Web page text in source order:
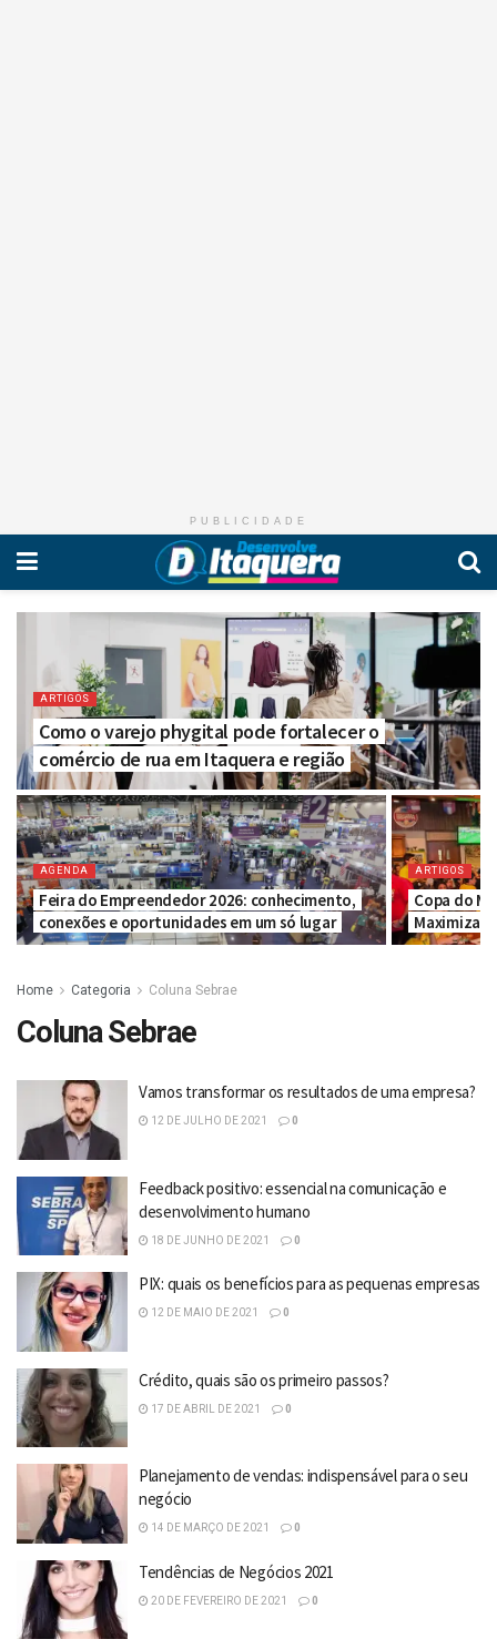
PUBLICIDADE
ARTIGOS
Como o varejo phygital pode fortalecer o
comércio de rua em Itaquera e região
AGENDA
Feira do Empreendedor 2026: conhecimento,
conexões e oportunidades em um só lugar
ARTIGOS
Copa do
Maximizar
Home Categoria Coluna Sebrae
Coluna Sebrae
Vamos transformar os resultados de uma empresa?
12 DE JULHO DE 2021 0
Feedback positivo: essencial na comunicação e
desenvolvimento humano
18 DE JUNHO DE 2021 0
PIX: quais os benefícios para as pequenas empresas
12 DE MAIO DE 2021 0
Crédito, quais são os primeiro passos?
17 DE ABRIL DE 2021 0
Planejamento de vendas: indispensável para o seu
negócio
14 DE MARÇO DE 2021 0
Tendências de Negócios 2021
20 DE FEVEREIRO DE 2021 0